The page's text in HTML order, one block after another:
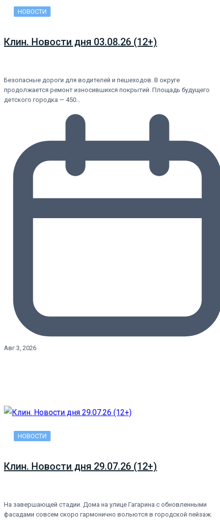
НОВОСТИ
Клин. Новости дня 03.08.26 (12+)
Безопасные дороги для водителей и пешеходов. В округе
продолжается ремонт износившихся покрытий. Площадь будущего
детского городка — 450…
Авг 3, 2026
НОВОСТИ
Клин. Новости дня 29.07.26 (12+)
На завершающей стадии. Дома на улице Гагарина с обновленными
фасадами совсем скоро гармонично вольются в городской пейзаж.